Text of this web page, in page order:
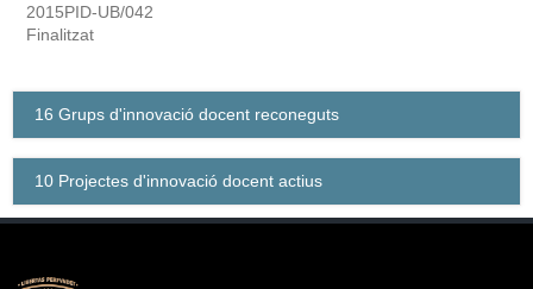
2015PID-UB/042
Finalitzat
16 Grups d'innovació docent reconeguts
10 Projectes d'innovació docent actius